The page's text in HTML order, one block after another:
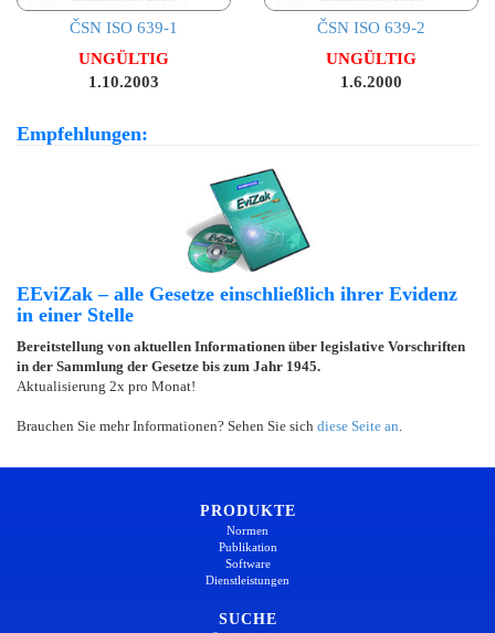
ČSN ISO 639-1
UNGÜLTIG
1.10.2003
ČSN ISO 639-2
UNGÜLTIG
1.6.2000
Empfehlungen:
EEviZak – alle Gesetze einschließlich ihrer Evidenz
in einer Stelle
Bereitstellung von aktuellen Informationen über legislative Vorschriften
in der Sammlung der Gesetze bis zum Jahr 1945.
Aktualisierung 2x pro Monat!
Brauchen Sie mehr Informationen? Sehen Sie sich diese Seite an
PRODUKTE
Normen
Publikation
Software
Dienstleistungen
SUCHE